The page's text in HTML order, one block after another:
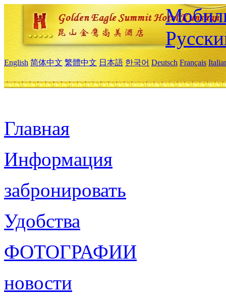
English 简体中文 繁體中文 日本語 한국어 Deutsch Français
Главная
Информация
забронировать
Удобства
ФОТОГРАФИИ
новости